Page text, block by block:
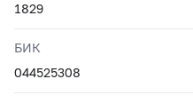
1829
БИК
044525308